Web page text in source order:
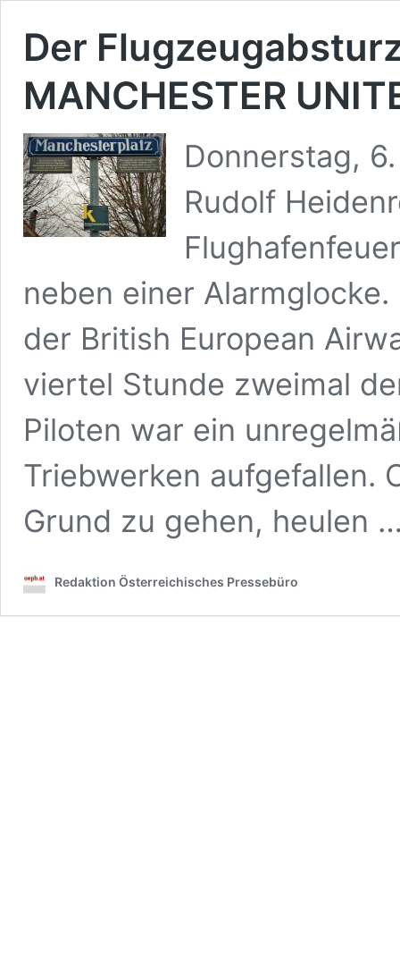
Der
MANCHESTER
Donnerstag,
Rudolf
neben einer Alarmglocke.
der British European
viertel Stunde zweimal
Piloten war ein
Triebwerken aufgefallen.
Grund zu gehen, heulen
Redaktion Österreichisches Pressebüro